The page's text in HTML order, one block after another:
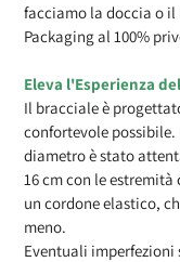
facciamo la doccia o
Packaging al 100%
Eleva l'Esperienza
Il bracciale è
confortevole possibile.
diametro è stato
16 cm con le
un cordone elastico,
meno.
Eventuali